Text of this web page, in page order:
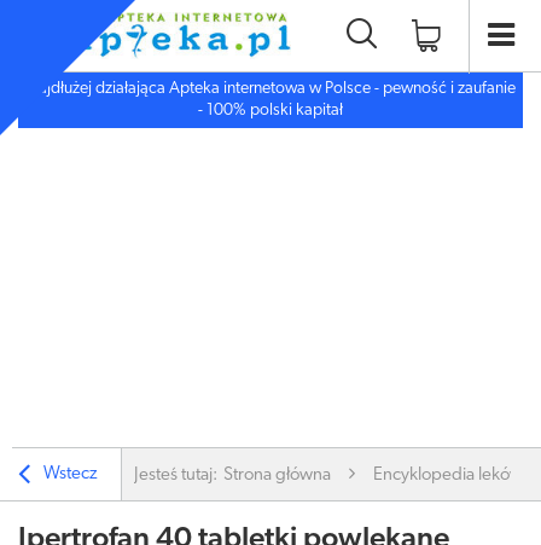
Najdłużej działająca Apteka internetowa w Polsce - pewność i zaufanie
- 100% polski kapitał
Wstecz Jesteś tutaj: Strona główna Encyklopedia leków